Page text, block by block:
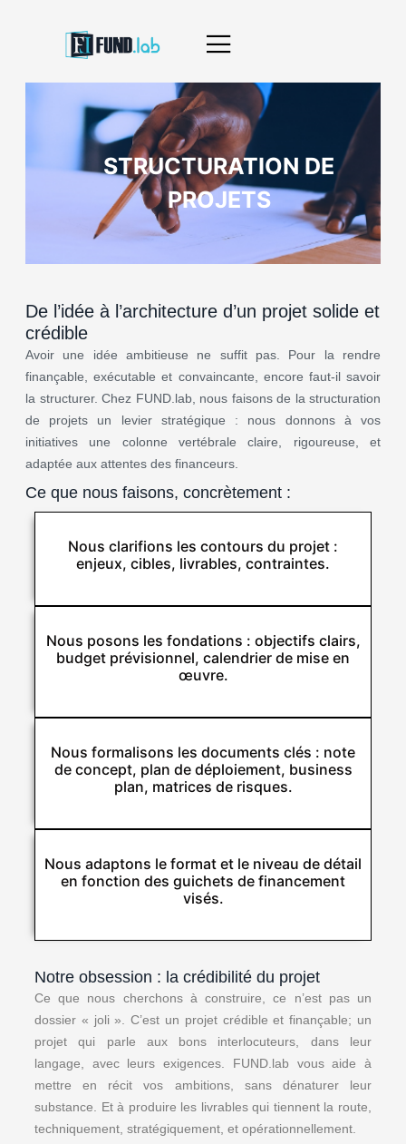
STRUCTURATION DE
PROJETS
De l’idée à l’architecture d’un projet solide et
crédible
Avoir une idée ambitieuse ne suffit pas. Pour la rendre
finançable, exécutable et convaincante, encore faut-il savoir
la structurer. Chez FUND.lab, nous faisons de la structuration
de projets un levier stratégique : nous donnons à vos
initiatives une colonne vertébrale claire, rigoureuse, et
adaptée aux attentes des financeurs.
Ce que nous faisons, concrètement :
Nous clarifions les contours du projet :
enjeux, cibles, livrables, contraintes.​
Nous posons les fondations : objectifs clairs,
budget prévisionnel, calendrier de mise en
œuvre.​
Nous formalisons les documents clés : note
de concept, plan de déploiement, business
plan, matrices de risques.​
Nous adaptons le format et le niveau de détail
en fonction des guichets de financement
visés.​
Notre obsession : la crédibilité du projet
Ce que nous cherchons à construire, ce n’est pas un
dossier « joli ». C’est un projet crédible et finançable; un
projet qui parle aux bons interlocuteurs, dans leur
langage, avec leurs exigences. FUND.lab vous aide à
mettre en récit vos ambitions, sans dénaturer leur
substance. Et à produire les livrables qui tiennent la route,
techniquement, stratégiquement, et opérationnellement.